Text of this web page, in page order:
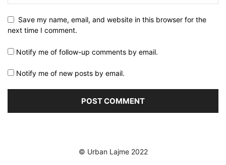
Save my name, email, and website in this browser for the
next time I comment.
Notify me of follow-up comments by email.
Notify me of new posts by email.
© Urban Lajme 2022